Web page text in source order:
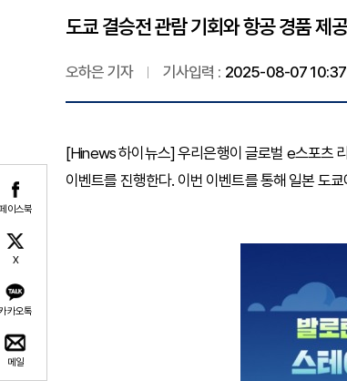
이스북
X
카오톡
메일
도쿄 결승전 관람 기회와 항공 경품 제공
오하은 기자 기사입력 : 2025-08-07 10:37
[Hinews 하이뉴스] 우리은행이 글로벌 e스포츠
이벤트를 진행한다. 이번 이벤트를 통해 일본 도